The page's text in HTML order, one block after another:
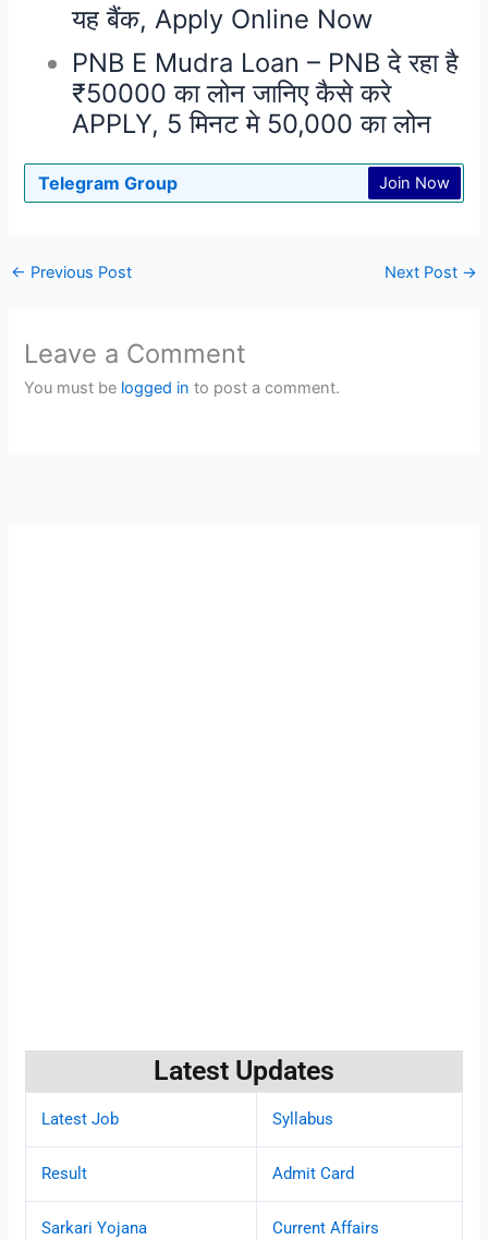
यह बैंक, Apply Online Now
PNB E Mudra Loan – PNB दे रहा है
₹50000 का लोन जानिए कैसे करे
APPLY, 5 मिनट मे 50,000 का लोन
Telegram Group Join Now
← Previous Post Next Post →
Leave a Comment
You must be logged in to post a comment.
Latest Updates
Latest Job Syllabus
Result Admit Card
Sarkari Yojana Current Affairs